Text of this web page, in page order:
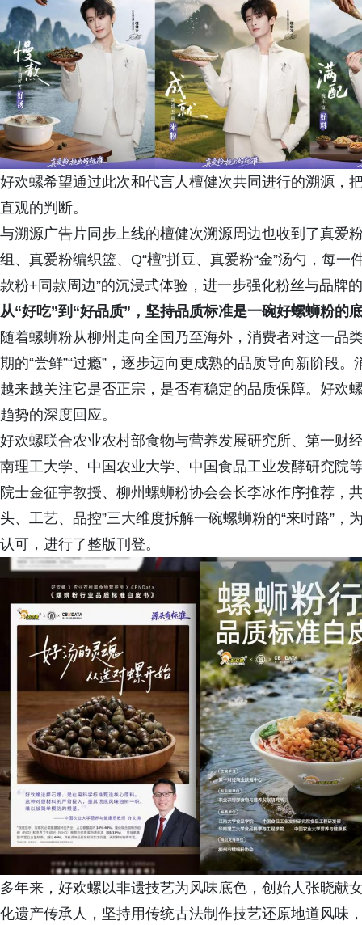
好欢螺希望通过此次和代言人檀健次共同进行的溯源，
直观的判断。
与溯源广告片同步上线的檀健次溯源周边也收到了真爱
组、真爱粉编织篮、Q“檀”拼豆、真爱粉“金”汤勺，每
款粉+同款周边”的沉浸式体验，进一步强化粉丝与品牌
从“好吃”到“好品质”， 坚持品质标准是一碗好螺蛳粉的
随着螺蛳粉从柳州走向全国乃至海外，消费者对这一品
期的“尝鲜”“过瘾”，逐步迈向更成熟的品质导向新阶段
越来越关注它是否正宗，是否有稳定的品质保障。好欢
趋势的深度回应。
好欢螺联合农业农村部食物与营养发展研究所、第一财
南理工大学、中国农业大学、中国食品工业发酵研究院
院士金征宇教授、柳州螺蛳粉协会会长李冰作序推荐，
头、工艺、品控”三大维度拆解一碗螺蛳粉的“来时路”
认可，进行了整版刊登。
多年来，好欢螺以非遗技艺为风味底色，创始人张晓献
化遗产传承人，坚持用传统古法制作技艺还原地道风味